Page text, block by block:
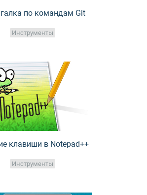
по командам Git
Инструменты
клавиши в Notepad++
Инструменты